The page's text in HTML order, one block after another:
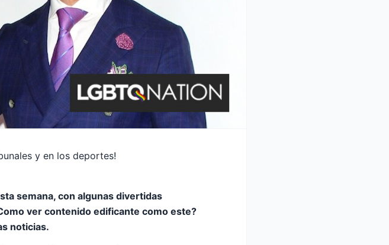
y en los deportes!
semana, con algunas divertidas
ver contenido edificante como este?
noticias.